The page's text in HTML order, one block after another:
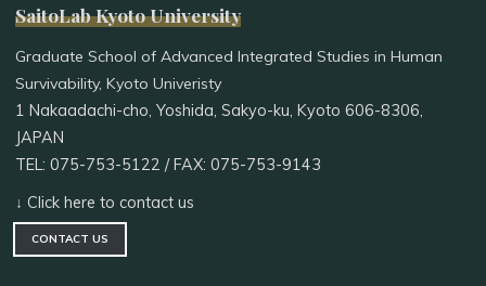
SaitoLab Kyoto University
Graduate School of Advanced Integrated Studies in Human
Survivability, Kyoto Univeristy
1 Nakaadachi-cho, Yoshida, Sakyo-ku, Kyoto 606-8306,
JAPAN
TEL: 075-753-5122 / FAX: 075-753-9143
↓ Click here to contact us
CONTACT US